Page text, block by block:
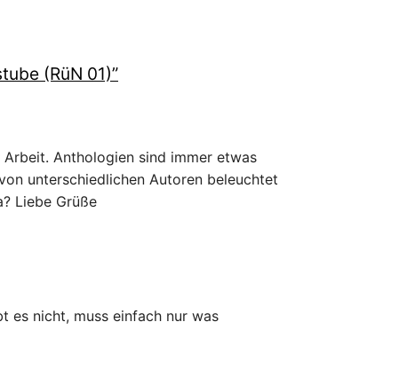
(RüN 01)”
Anthologien sind immer etwas
unterschiedlichen Autoren beleuchtet
Liebe Grüße
es nicht, muss einfach nur was